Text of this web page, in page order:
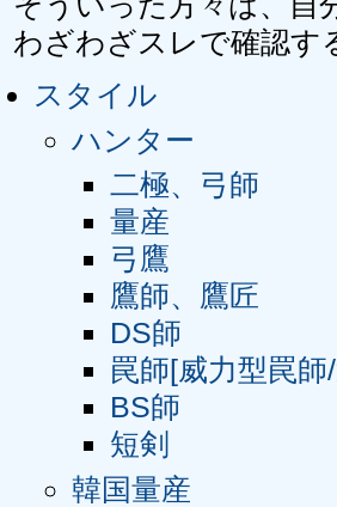
わざわざスレで確認す
スタイル
ハンター
二極、弓師
量産
弓鷹
鷹師、鷹匠
DS師
罠師[威力型罠
BS師
短剣
韓国量産